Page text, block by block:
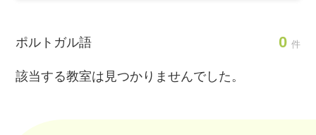
ポルトガル語 0 件
該当する教室は見つかりませんでした。